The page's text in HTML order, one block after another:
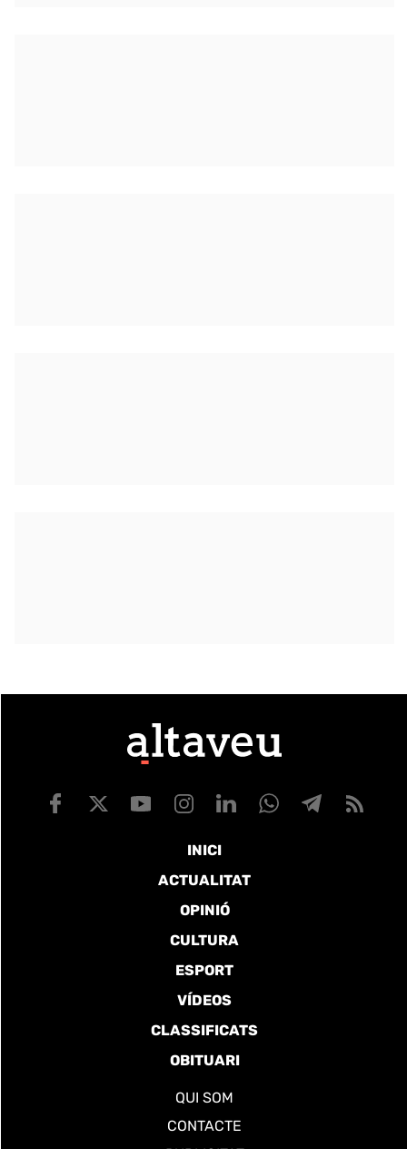
INICI
ACTUALITAT
OPINIÓ
CULTURA
ESPORT
VÍDEOS
CLASSIFICATS
OBITUARI
QUI SOM
CONTACTE